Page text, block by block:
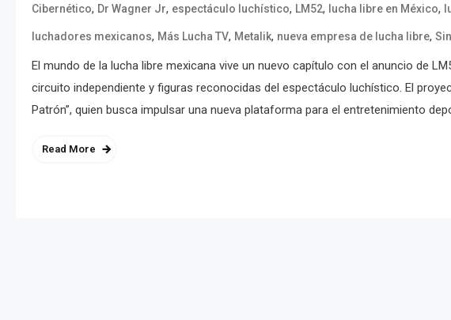
Cibernético, Dr Wagner Jr, espectáculo luchístico, LM52, lucha libre en México,
luchadores mexicanos, Más Lucha TV, Metalik, nueva empresa de lucha libre,
El mundo de la lucha libre mexicana vive un nuevo capítulo con el anuncio de
circuito independiente y figuras reconocidas del espectáculo luchístico. El
Patrón”, quien busca impulsar una nueva plataforma para el entretenimiento
Read More